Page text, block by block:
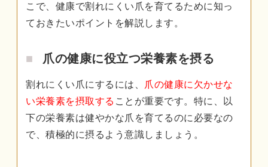
こで、健康で割れにくい爪を育てるために知っ
ておきたいポイントを解説します。
爪の健康に役立つ栄養素を摂る
割れにくい爪にするには、
爪の健康に欠かせな
い栄養素を摂取する ことが重要です。特に、以
下の栄養素は健やかな爪を育てるのに必要なの
で、積極的に摂るよう意識しましょう。